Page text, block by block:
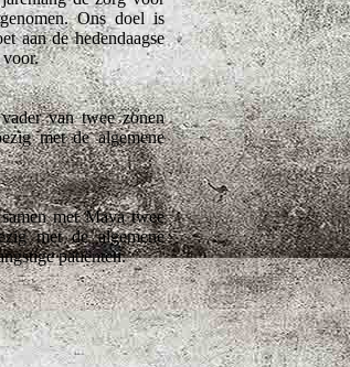
Ons doel is
aan de hedendaagse
voor.
van twee zonen
met de algemene
met Maya twee
met de algemene
patiënten.